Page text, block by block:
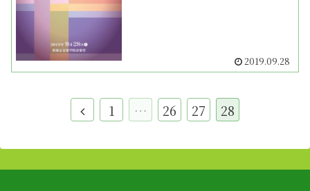
2019.09.28
1 … 26 27 28